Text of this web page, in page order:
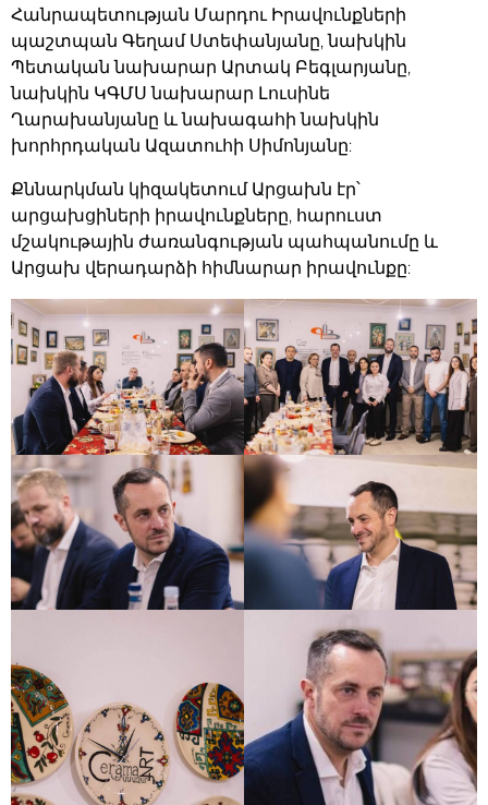
Հանրապետության Մարդու Իրավունքների
պաշտպան Գեղամ Ստեփանյանը, նախկին
Պետական նախարար Արտակ Բեգլարյանը,
նախկին ԿԳՄՍ նախարար Լուսինե
Ղարախանյանը և նախագահի նախկին
խորհրդական Ազատուհի Սիմոնյանը:
Քննարկման կիզակետում Արցախն էր՝
արցախցիների իրավունքները, հարուստ
մշակութային ժառանգության պահպանումը և
Արցախ վերադարձի հիմնարար իրավունքը: